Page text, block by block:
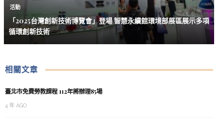
活動
「2025台灣創新技術博覽會」登場 智慧永續館環境部展區展示多項
循環創新技術
相關文章
臺北市免費勞教課程 112年將辦理85場
4 年 AGO